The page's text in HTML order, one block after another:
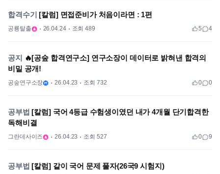
합격수기 [칼럼] 면접준비가 처음이라면 : 1편
공룡탈출 26.04.24 조회 489 5 4
공지
🔥[공숲 합격연구소] 연구소장이 데이터로 밝혀낸 합격의
비밀 공개!
공숲연구소장 26.04.23 조회 732 0 0
공부법 [칼럼] 국어 4등급 수험생이였던 내가 4개월 단기합격한
독해비결
그란데사이즈 26.04.23 조회 527 0 9
공부법 [칼럼] 같이 국어 문제 풀자(26국9 시험지)